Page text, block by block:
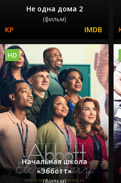
Не одна дома 2
(фильм)
Начальная школа
«Эбботт»
(фильм)
HD